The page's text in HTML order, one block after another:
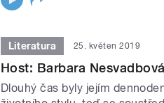
Literatura 25. květen 2019
Host: Barbara
Dlouhý čas byly jejím